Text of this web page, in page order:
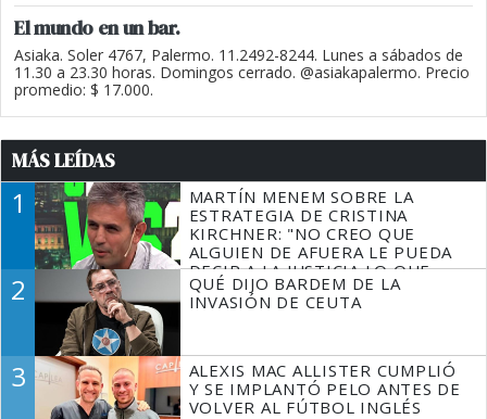
El mundo en un bar.
Asiaka. Soler 4767, Palermo. 11.2492-8244. Lunes a sábados de
11.30 a 23.30 horas. Domingos cerrado. @asiakapalermo. Precio
promedio: $ 17.000.
MÁS LEÍDAS
1
MARTÍN MENEM SOBRE LA
ESTRATEGIA DE CRISTINA
KIRCHNER: "NO CREO QUE
ALGUIEN DE AFUERA LE PUEDA
DECIR A LA JUSTICIA LO QUE
TIENE QUE HACER"
2
QUÉ DIJO BARDEM DE LA
INVASIÓN DE CEUTA
3
ALEXIS MAC ALLISTER CUMPLIÓ
Y SE IMPLANTÓ PELO ANTES DE
VOLVER AL FÚTBOL INGLÉS